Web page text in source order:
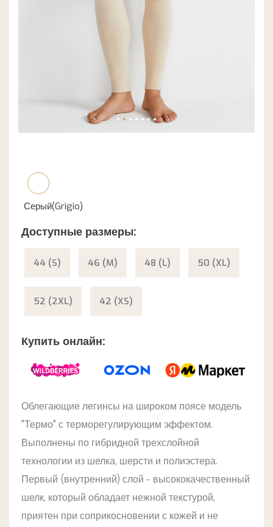
Серый(Grigio)
Доступные размеры:
44 (S) 46 (M) 48 (L) 50 (XL)
52 (2XL) 42 (XS)
Купить онлайн:
Облегающие легинсы на широком поясе модель
"Термо" с терморегулирующим эффектом.
Выполнены по гибридной трехслойной
технологии из шелка, шерсти и полиэстера.
Первый (внутренний) слой - высококачественный
шелк, который обладает нежной текстурой,
приятен при соприкосновении с кожей и не